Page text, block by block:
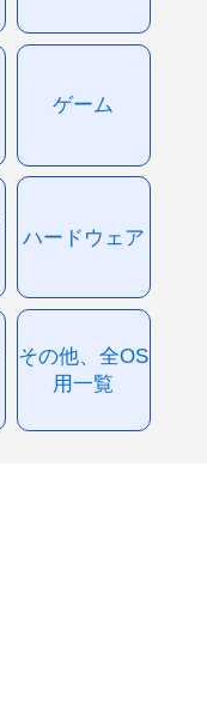
ゲーム
ハードウェア
その他、全OS
用一覧